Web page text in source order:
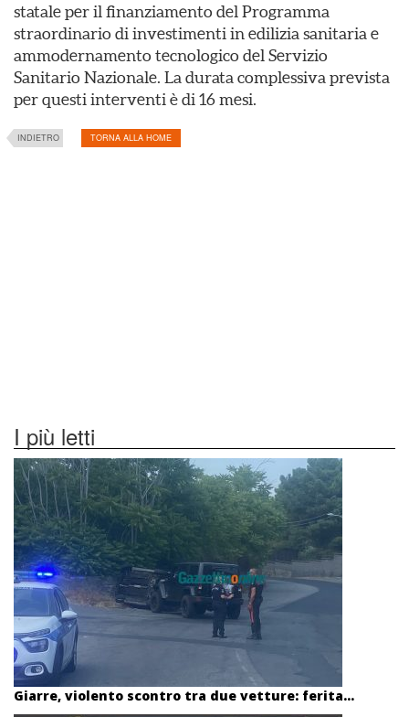
statale per il finanziamento del Programma
straordinario di investimenti in edilizia sanitaria e
ammodernamento tecnologico del Servizio
Sanitario Nazionale. La durata complessiva prevista
per questi interventi è di 16 mesi.
INDIETRO TORNA ALLA HOME
I più letti
Giarre, violento scontro tra due vetture: ferita...